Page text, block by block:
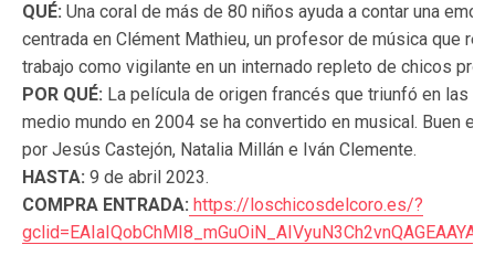
QUÉ: Una coral de más de 80 niños ayuda a contar una
centrada en Clément Mathieu, un profesor de música que
trabajo como vigilante en un internado repleto de chicos
POR QUÉ: La película de origen francés que triunfó en las
medio mundo en 2004 se ha convertido en musical. Buen
por Jesús Castejón, Natalia Millán e Iván Clemente.
HASTA: 9 de abril 2023.
COMPRA ENTRADA: https://loschicosdelcoro.es/?